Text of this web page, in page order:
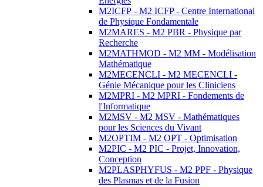
M2ICFP - M2 ICFP - Centre International
de Physique Fondamentale
M2MARES - M2 PBR - Physique par
Recherche
M2MATHMOD - M2 MM - Modélisation
Mathématique
M2MECENCLI - M2 MECENCLI -
Génie Mécanique pour les Cliniciens
M2MPRI - M2 MPRI - Fondements de
l'Informatique
M2MSV - M2 MSV - Mathématiques
pour les Sciences du Vivant
M2OPTIM - M2 OPT - Optimisation
M2PIC - M2 PIC - Projet, Innovation,
Conception
M2PLASPHYFUS - M2 PPF - Physique
des Plasmas et de la Fusion